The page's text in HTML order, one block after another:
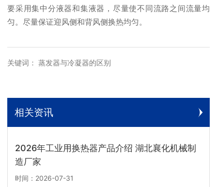
要采用集中分液器和集液器，尽量使不同流路之间流量均
匀。尽量保证迎风侧和背风侧换热均匀。
关键词： 蒸发器与冷凝器的区别
相关资讯
2026年工业用换热器产品介绍 湖北襄化机械制
造厂家
时间：2026-07-31